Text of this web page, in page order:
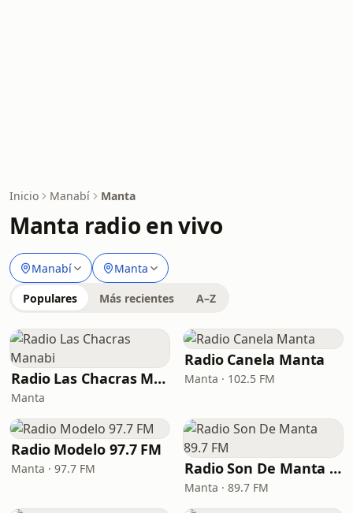
Inicio Manabí Manta
Manta radio en vivo
Manabí Manta
Populares Más recientes A–Z
Radio Las Chacras Manabi
Manta
Radio Canela Manta
Manta · 102.5 FM
Radio Modelo 97.7 FM
Manta · 97.7 FM Radio Son De Manta 89.7 FM
Manta · 89.7 FM